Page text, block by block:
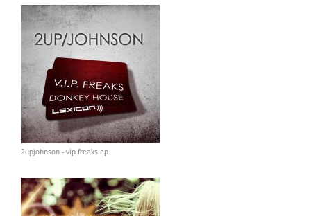
2upjohnson - vip freaks ep